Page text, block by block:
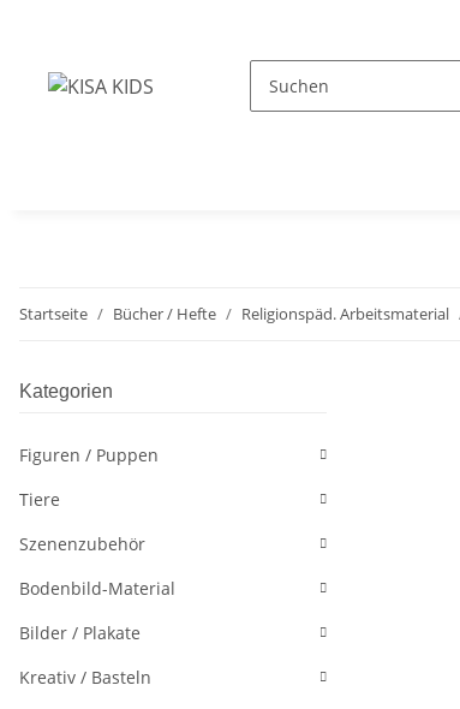
Startseite Bücher / Hefte Religionspäd. Arbeitsmaterial
Kategorien
Figuren / Puppen
Tiere
Szenenzubehör
Bodenbild-Material
Bilder / Plakate
Kreativ / Basteln